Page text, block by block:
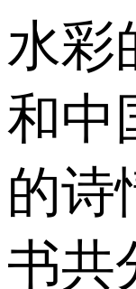
水彩
和中
的诗
书共